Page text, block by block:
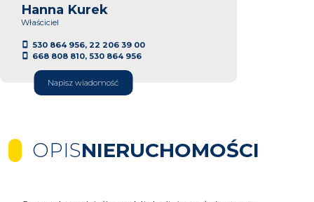
Hanna Kurek
Właściciel
530 864 956, 22 206 39 00
668 808 810, 530 864 956
Napisz wiadomość
OPISNIERUCHOMOŚCI